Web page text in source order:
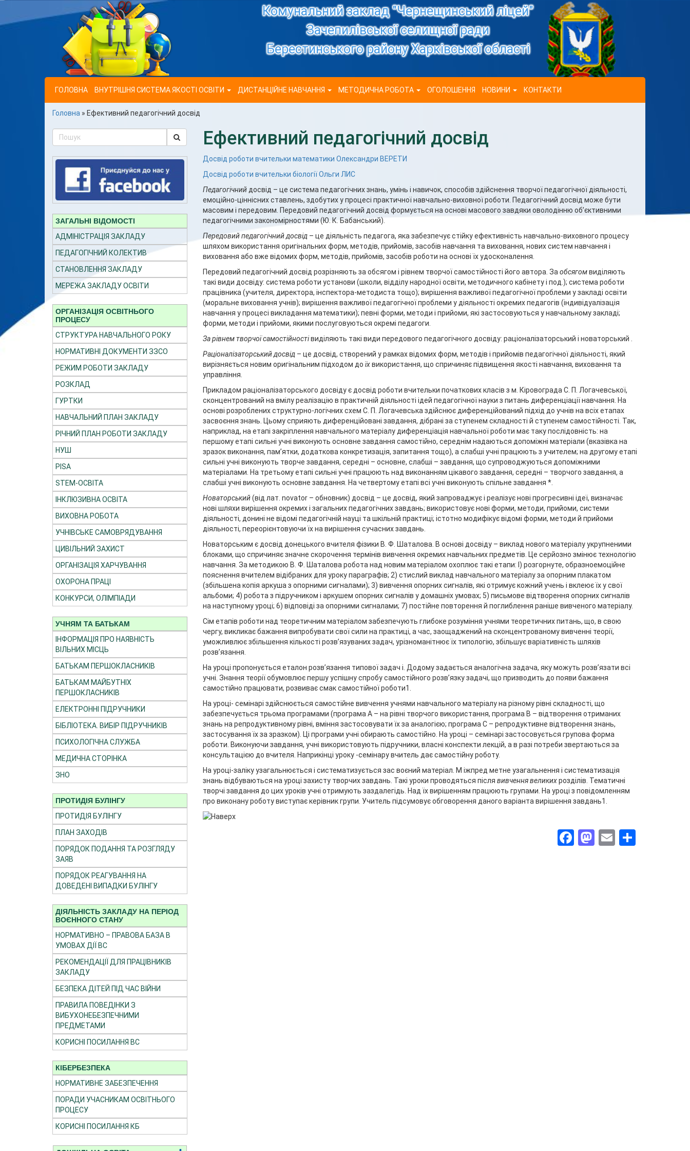
Комунальний заклад "Чернещинський ліцей"
Зачепилівської селищної ради
Берестинського району Харківської області
ГОЛОВНА ВНУТРІШНЯ СИСТЕМА ЯКОСТІ ОСВІТИ ДИСТАНЦІЙНЕ НАВЧАННЯ МЕТОДИЧНА РОБОТА ОГОЛОШЕННЯ НОВИНИ КОНТАКТИ
Головна » Ефективний педагогічний досвід
ЗАГАЛЬНІ ВІДОМОСТІ
АДМІНІСТРАЦІЯ ЗАКЛАДУ
ПЕДАГОГІЧНИЙ КОЛЕКТИВ
СТАНОВЛЕННЯ ЗАКЛАДУ
МЕРЕЖА ЗАКЛАДУ ОСВІТИ
ОРГАНІЗАЦІЯ ОСВІТНЬОГО
ПРОЦЕСУ
СТРУКТУРА НАВЧАЛЬНОГО РОКУ
НОРМАТИВНІ ДОКУМЕНТИ ЗЗСО
РЕЖИМ РОБОТИ ЗАКЛАДУ
РОЗКЛАД
ГУРТКИ
НАВЧАЛЬНИЙ ПЛАН ЗАКЛАДУ
РІЧНИЙ ПЛАН РОБОТИ ЗАКЛАДУ
НУШ
PISA
STEM-ОСВІТА
ІНКЛЮЗИВНА ОСВІТА
ВИХОВНА РОБОТА
УЧНІВСЬКЕ САМОВРЯДУВАННЯ
ЦИВІЛЬНИЙ ЗАХИСТ
ОРГАНІЗАЦІЯ ХАРЧУВАННЯ
ОХОРОНА ПРАЦІ
КОНКУРСИ, ОЛІМПІАДИ
УЧНЯМ ТА БАТЬКАМ
ІНФОРМАЦІЯ ПРО НАЯВНІСТЬ
ВІЛЬНИХ МІСЦЬ
БАТЬКАМ ПЕРШОКЛАСНИКІВ
БАТЬКАМ МАЙБУТНІХ
ПЕРШОКЛАСНИКІВ
ЕЛЕКТРОННІ ПІДРУЧНИКИ
БІБЛІОТЕКА. ВИБІР ПІДРУЧНИКІВ
ПСИХОЛОГІЧНА СЛУЖБА
МЕДИЧНА СТОРІНКА
ЗНО
ПРОТИДІЯ БУЛІНГУ
ПРОТИДІЯ БУЛІНГУ
ПЛАН ЗАХОДІВ
ПОРЯДОК ПОДАННЯ ТА РОЗГЛЯДУ
ЗАЯВ
ПОРЯДОК РЕАГУВАННЯ НА
ДОВЕДЕНІ ВИПАДКИ БУЛІНГУ
ДІЯЛЬНІСТЬ ЗАКЛАДУ НА ПЕРІОД
ВОЄННОГО СТАНУ
НОРМАТИВНО – ПРАВОВА БАЗА В
УМОВАХ ДІЇ ВС
РЕКОМЕНДАЦІЇ ДЛЯ ПРАЦІВНИКІВ
ЗАКЛАДУ
БЕЗПЕКА ДІТЕЙ ПІД ЧАС ВІЙНИ
ПРАВИЛА ПОВЕДІНКИ З
ВИБУХОНЕБЕЗПЕЧНИМИ
ПРЕДМЕТАМИ
КОРИСНІ ПОСИЛАННЯ ВС
КІБЕРБЕЗПЕКА
НОРМАТИВНЕ ЗАБЕЗПЕЧЕННЯ
ПОРАДИ УЧАСНИКАМ ОСВІТНЬОГО
ПРОЦЕСУ
КОРИСНІ ПОСИЛАННЯ КБ
Ефективний педагогічний досвід
Досвід роботи вчительки математики Олександри ВЕРЕТИ
Досвід роботи вчительки біології Ольги ЛИС
Педагогічнийдосвід – це система педагогічних знань, умінь і навичок, способів здійснення творчої педагогічної діяльності,
емоційно-ціннісних ставлень, здобутих у процесі практичної навчально-виховної роботи. Педагогічний досвід може бути
масовим і передовим. Передовий педагогічний досвід формується на основі масового завдяки оволодінню об’єктивними
педагогічними закономірностями (Ю. К. Бабанський).
Передовий педагогічний досвід – це діяльність педагога, яка забезпечує стійку ефективність навчально-виховного процесу
шляхом використання оригінальних форм, методів, прийомів, засобів навчання та виховання, нових систем навчання і
виховання або вже відомих форм, методів, прийомів, засобів роботи на основі їх удосконалення.
Передовий педагогічний досвід розрізняють за обсягом і рівнем творчої самостійності його автора. За обсягомвиділяють
такі види досвіду: система роботи установи (школи, відділу народної освіти, методичного кабінету і под.); система роботи
працівника (учителя, директора, інспектора-методиста тощо); вирішення важливої педагогічної проблеми у закладі освіти
(моральне виховання учнів); вирішення важливої педагогічної проблеми у діяльності окремих педагогів (індивідуалізація
навчання у процесі викладання математики); певні форми, методи і прийоми, які застосовуються у навчальному закладі;
форми, методи і прийоми, якими послуговуються окремі педагоги.
За рівнем творчої самостійностівиділяють такі види передового педагогічного досвіду: раціоналізаторський і новаторський .
Раціоналізаторський досвід – це досвід, створений у рамках відомих форм, методів і прийомів педагогічної діяльності, який
вирізняється новим оригінальним підходом до їхвикористання, що спричиняє підвищення якості навчання, виховання та
управління.
Прикладом раціоналізаторського досвіду є досвід роботи вчительки початкових класів з м. Кіровограда С. П. Логачевської,
сконцентрований на вмілу реалізацію в практичній діяльності ідей педагогічної науки з питань диференціації навчання. На
основі розроблених структурно-логічних схем С. П. Логачевська здійснює диференційований підхід до учнів на всіх етапах
засвоєння знань. Цьому сприяють диференційовані завдання, дібрані за ступенем складності й ступенем самостійності. Так,
наприклад, на етапі закріплення навчального матеріалу диференціація навчальної роботи має таку послідовність: на
першому етапі сильні учні виконують основне завдання самостійно, середнім надаються допоміжні матеріали (вказівка на
зразок виконання, пам’ятки, додаткова конкретизація, запитання тощо), а слабші учні працюють з учителем; на другому етапі
сильні учні виконують творче завдання, середні – основне, слабші – завдання, що супроводжуються допоміжними
матеріалами. На третьому етапі сильні учні працюють над виконанням цікавого завдання, середні – творчого завдання, а
слабші учні виконують основне завдання. На четвертому етапі всі учні виконують спільне завдання *.
Новаторський(від лат. novator – обновник) досвід – це досвід, який запроваджує і реалізує нові прогресивні ідеї, визначає
нові шляхи вирішення окремих і загальних педагогічних завдань; використовує нові форми, методи, прийоми, системи
діяльності, донині не відомі педагогічній науці та шкільній практиці; істотно модифікує відомі форми, методи й прийоми
діяльності, переорієнтовуючи їх на вирішення сучасних завдань.
Новаторським є досвід донецького вчителя фізики В. Ф. Шаталова. В основі досвіду – виклад нового матеріалу укрупненими
блоками, що спричиняє значне скорочення термінів вивчення окремих навчальних предметів. Це серйозно змінює технологію
навчання. За методикою В. Ф. Шаталова робота над новим матеріалом охоплює такі етапи: І) розгорнуте, образноемоційне
пояснення вчителем відібраних для уроку параграфів; 2) стислий виклад навчального матеріалу за опорним плакатом
(збільшена копія аркуша з опорними сигналами); 3) вивчення опорних сигналів, які отримує кожний учень і вклеює їх у свої
альбоми; 4) робота з підручником і аркушем опорних сигналів у домашніх умовах; 5) письмове відтворення опорних сигналів
на наступному уроці; 6) відповіді за опорними сигналами; 7) постійне повторення й поглиблення раніше вивченого матеріалу.
Сім етапів роботи над теоретичним матеріалом забезпечують глибоке розуміння учнями теоретичних питань, що, в свою
чергу, викликає бажання випробувати свої сили на практиці, а час, заощаджений на сконцентрованому вивченні теорії,
уможливлює збільшення кількості розв’язуваних задач, урізноманітнює їх типологію, збільшує варіативність шляхів
розв’язання.
На уроці пропонується еталон розв’язання типової задач і. Додому задається аналогічна задача, яку можуть розв’язати всі
учні. Знання теорії обумовлює першу успішну спробу самостійного розв’язку задачі, що призводить до появи бажання
самостійно працювати, розвиває смак самостійної роботи1.
На уроці- семінарі здійснюється самостійне вивчення учнями навчального матеріалу на різному рівні складності, що
забезпечується трьома програмами (програма А – на рівні творчого використання, програма В – відтворення отриманих
знань на репродуктивному рівні, вміння застосовувати їх за аналогією; програма С – репродуктивне відтворення знань,
застосування їх за зразком). Ці програми учні обирають самостійно. На уроці – семінарі застосовується групова форма
роботи. Виконуючи завдання, учні використовують підручники, власні конспекти лекцій, а в разі потреби звертаються за
консультацією до вчителя. Наприкінці уроку -семінару вчитель дає самостійну роботу.
На уроці-заліку узагальнюється і систематизується зас воєний матеріал. М іжпред метне узагальнення і систематизація
знань відбуваються на уроці захисту творчих завдань. Такі уроки проводяться після вивчення великихрозділів. Тематичні
творчі завдання до цих уроків учні отримують заздалегідь. Над їх вирішенням працюють групами. На уроці з повідомленням
про виконану роботу виступає керівник групи. Учитель підсумовує обговорення даного варіанта вирішення завдань1.
Facebook
Mastodon
Email